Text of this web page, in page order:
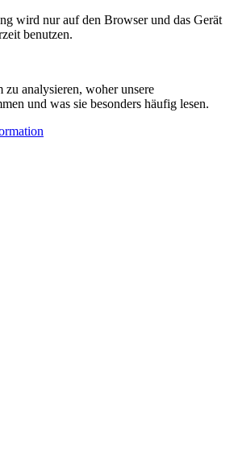
wird nur auf den Browser und das Gerät
benutzen.
analysieren, woher unsere
und was sie besonders häufig lesen.